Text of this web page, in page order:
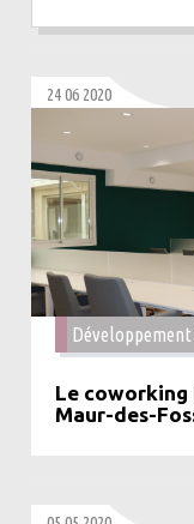
24 06 2020
Développement
Le coworking
Maur-des-